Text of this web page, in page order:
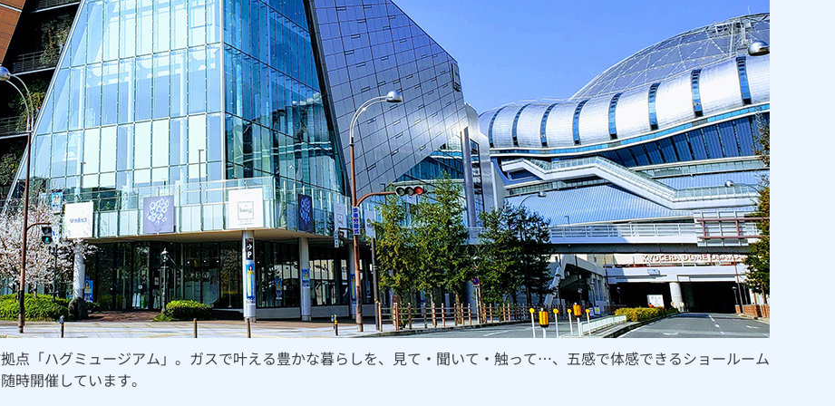
点「ハグミュージアム」。ガスで叶える豊かな暮らしを、見て・聞いて・触って…、五感で体感できるショールーム
時開催しています。